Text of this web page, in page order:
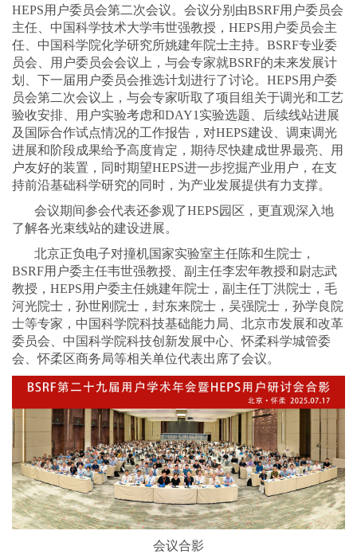
HEPS用户委员会第二次会议。会议分别由BSRF用户委员会
主任、中国科学技术大学韦世强教授，HEPS用户委员会主
任、中国科学院化学研究所姚建年院士主持。BSRF专业委
员会、用户委员会会议上，与会专家就BSRF的未来发展计
划、下一届用户委员会推选计划进行了讨论。HEPS用户委
员会第二次会议上，与会专家听取了项目组关于调光和工艺
验收安排、用户实验考虑和DAY1实验选题、后续线站进展
及国际合作试点情况的工作报告，对HEPS建设、调束调光
进展和阶段成果给予高度肯定，期待尽快建成世界最亮、用
户友好的装置，同时期望HEPS进一步挖掘产业用户，在支
持前沿基础科学研究的同时，为产业发展提供有力支撑。
会议期间参会代表还参观了HEPS园区，更直观深入地
了解各光束线站的建设进展。
北京正负电子对撞机国家实验室主任陈和生院士，
BSRF用户委主任韦世强教授、副主任李宏年教授和尉志武
教授，HEPS用户委主任姚建年院士，副主任丁洪院士，毛
河光院士，孙世刚院士，封东来院士，吴强院士，孙学良院
士等专家，中国科学院科技基础能力局、北京市发展和改革
委员会、中国科学院科技创新发展中心、怀柔科学城管委
会、怀柔区商务局等相关单位代表出席了会议。
会议合影